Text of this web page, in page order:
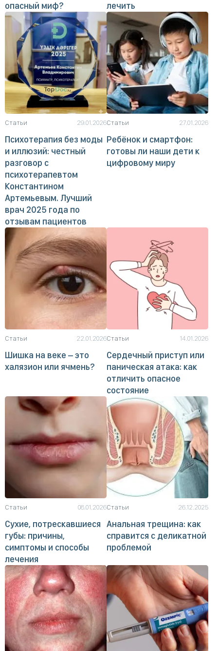
опасный миф?
лечить
Статьи 29.01.2026
Психотерапия без моды
и иллюзий: честный
разговор с
психотерапевтом
Константином
Артемьевым. Лучший
врач 2025 года по
отзывам пациентов
Статьи 27.01.2026
Ребёнок и смартфон:
готовы ли наши дети к
цифровому миру
Статьи 22.01.2026
Шишка на веке – это
халязион или ячмень?
Статьи 14.01.2026
Сердечный приступ или
паническая атака: как
отличить опасное
состояние
Статьи 08.01.2026
Сухие, потрескавшиеся
губы: причины,
симптомы и способы
лечения
Статьи 26.12.2025
Анальная трещина: как
справится с деликатной
проблемой